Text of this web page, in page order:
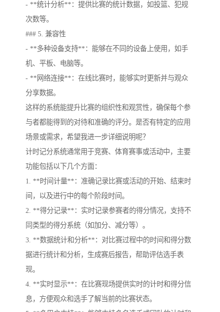
- **统计分析**：提供比赛的统计数据，如投篮、犯规
次数等。
### 5. 兼容性
- **多种设备支持**：能够在不同的设备上使用，如手
机、平板、电脑等。
- **网络连接**：在线比赛时，能够实时更新并与观众
分享数据。
这样的系统能提升比赛的组织性和观赏性，确保每个参
与者都能得到的对待和准确的评分。是否有特定的应用
场景或需求，希望我进一步详细说明呢？
计时记分系统通常用于竞赛、体育赛事或活动中，主要
功能包括以下几个方面：
1. **时间计量**：准确记录比赛或活动的开始、结束时
间，以及进行中的每个阶段时间。
2. **得分记录**：实时记录参赛者的得分情况，支持不
同类型的得分系统（如加分、减分等）。
3. **数据统计和分析**：对比赛过程中的时间和得分数
据进行统计和分析，生成赛后报告，帮助评估选手表
现。
4. **实时显示**：在比赛现场提供实时的计时和得分信
息，方便观众和选手了解当前的比赛状态。